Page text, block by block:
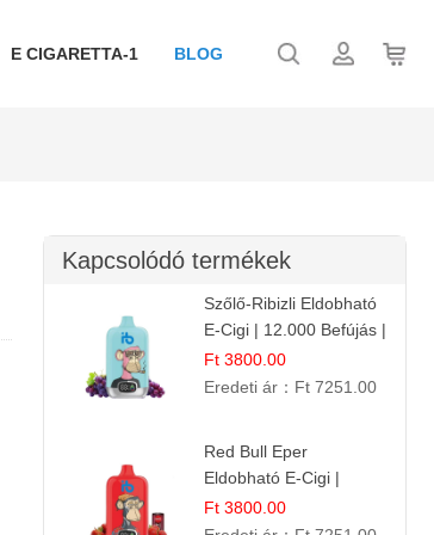
E CIGARETTA-1 BLOG
Kapcsolódó termékek
Szőlő-Ribizli Eldobható
E-Cigi | 12.000 Befújás |
Friss Gyümölcs Íz
Ft 3800.00
Eredeti ár： Ft 7251.00
Red Bull Eper
Eldobható E-Cigi |
Energiaital Íz | Készülék
Használat
Ft 3800.00